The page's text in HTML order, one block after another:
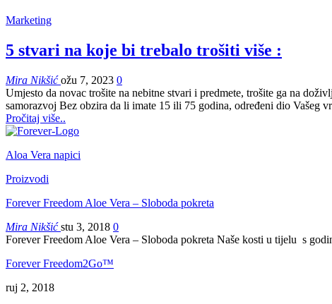
Marketing
5 stvari na koje bi trebalo trošiti više :
Mira Nikšićožu 7, 2023 0
Umjesto da novac trošite na nebitne stvari i predmete, trošite ga na
samorazvoj Bez obzira da li imate 15 ili 75 godina, određeni dio
Pročitaj više..
Aloa Vera napici
Proizvodi
Forever Freedom Aloe Vera – Sloboda pokreta
Mira Nikšićstu 3, 2018 0
Forever Freedom Aloe Vera – Sloboda pokreta Naše kosti u tijelu s
Forever Freedom2Go™
ruj 2, 2018